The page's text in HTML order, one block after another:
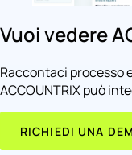
Vuoi vedere
Raccontaci processo
ACCOUNTRIX può
RICHIEDI UNA